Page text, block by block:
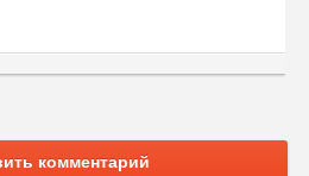
комментарий